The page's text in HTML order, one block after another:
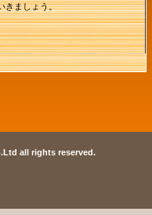
きましょう。
all rights reserved.